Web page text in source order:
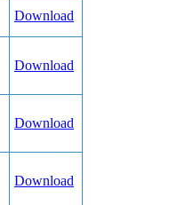
Download
Download
Download
Download